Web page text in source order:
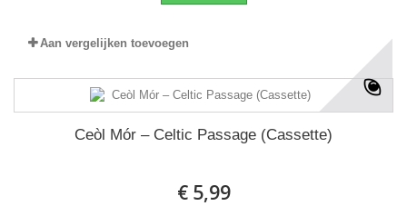
Aan vergelijken toevoegen
Ceòl Mór ‎– Celtic Passage (Cassette)
€ 5,99